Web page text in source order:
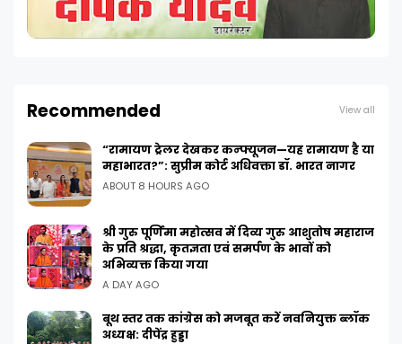
Recommended View all
“रामायण ट्रेलर देखकर कन्फ्यूजन—यह रामायण है या
महाभारत?”: सुप्रीम कोर्ट अधिवक्ता डॉ. भारत नागर
ABOUT 8 HOURS AGO
श्री गुरु पूर्णिमा महोत्सव में दिव्य गुरु आशुतोष महाराज
के प्रति श्रद्धा, कृतज्ञता एवं समर्पण के भावों को
अभिव्यक्त किया गया
A DAY AGO
बूथ स्तर तक कांग्रेस को मजबूत करें नवनियुक्त ब्लॉक
अध्यक्ष: दीपेंद्र हुड्डा